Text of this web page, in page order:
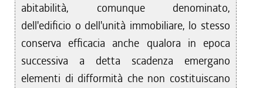
abitabilità, comunque denominato,
dell'edificio o dell'unità immobiliare, lo stesso
conserva efficacia anche qualora in epoca
successiva a detta scadenza emergano
elementi di difformità che non costituiscano